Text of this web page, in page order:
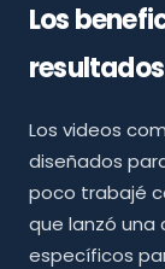
Los
Los videos
diseñados
poco trabajé
que lanzó una
específicos